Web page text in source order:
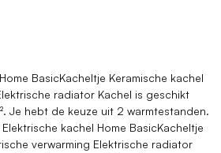
BasicKacheltje Keramische kachel
radiator Kachel is geschikt
Je hebt de keuze uit 2 warmtestanden.
kachel Home BasicKacheltje
verwarming Elektrische radiator